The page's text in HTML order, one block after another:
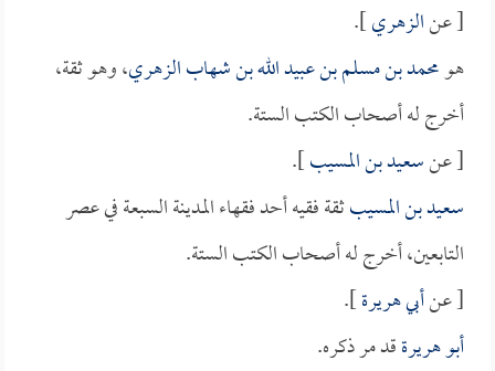
[ عنالزهري].
هومحمد بن مسلم بن عبيد الله بن شهاب الزهري، وهو ثقة،
أخرج له أصحاب الكتب الستة.
[ عنسعيد بن المسيب].
سعيد بن المسيبثقة فقيه أحد فقهاء المدينة السبعة في عصر
التابعين، أخرج له أصحاب الكتب الستة.
[ عنأبي هريرة].
أبو هريرةقد مر ذكره.